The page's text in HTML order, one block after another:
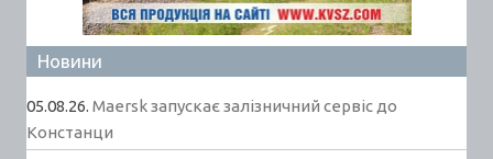
Новини
05.08.26. Maersk запускає залізничний сервіс до
Констанци